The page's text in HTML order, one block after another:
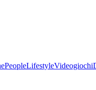
PeopleLifestyleVideogiochi